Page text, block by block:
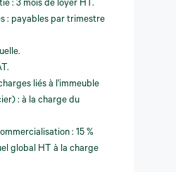
: 3 mois de loyer HT.
: payables par trimestre
liés à l'immeuble
: à la charge du
: 15 %
global HT à la charge